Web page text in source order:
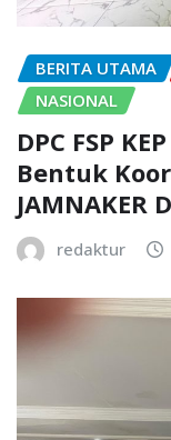
BERITA UTAMA
NASIONAL
DPC FSP
Bentuk
JAMNAKER
redaktur